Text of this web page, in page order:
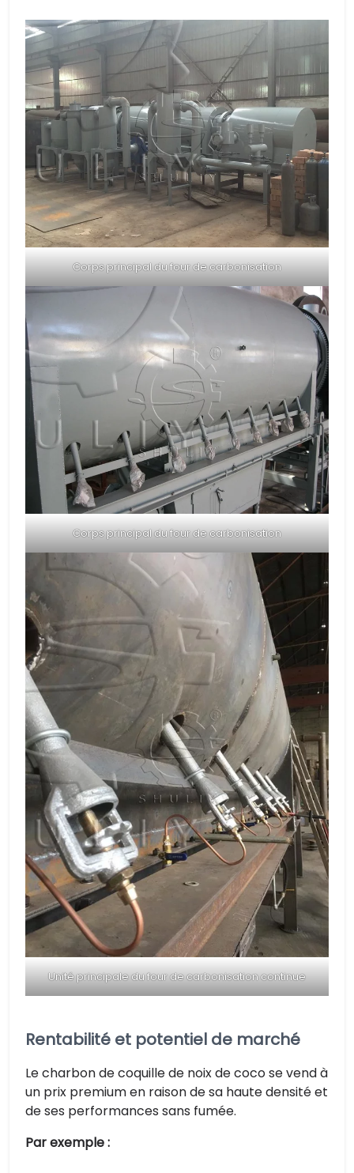
Corps principal du four de carbonisation
Corps principal du four de carbonisation
Unité principale du four de carbonisation continue
Rentabilité et potentiel de marché
Le charbon de coquille de noix de coco se vend à
un prix premium en raison de sa haute densité et
de ses performances sans fumée.
Par exemple :